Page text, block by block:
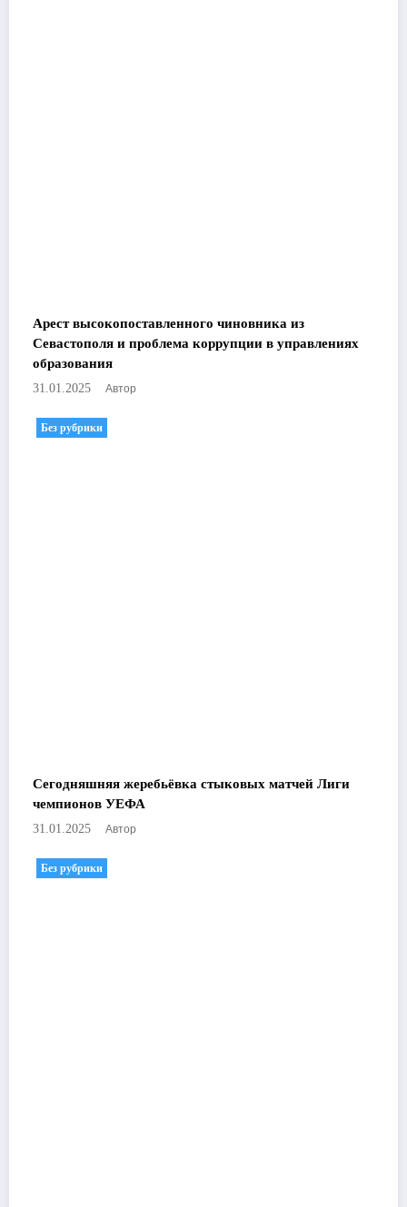
Арест высокопоставленного чиновника из
Севастополя и проблема коррупции в управлениях
образования
31.01.2025 Автор
Без рубрики
Сегодняшняя жеребьёвка стыковых матчей Лиги
чемпионов УЕФА
31.01.2025 Автор
Без рубрики